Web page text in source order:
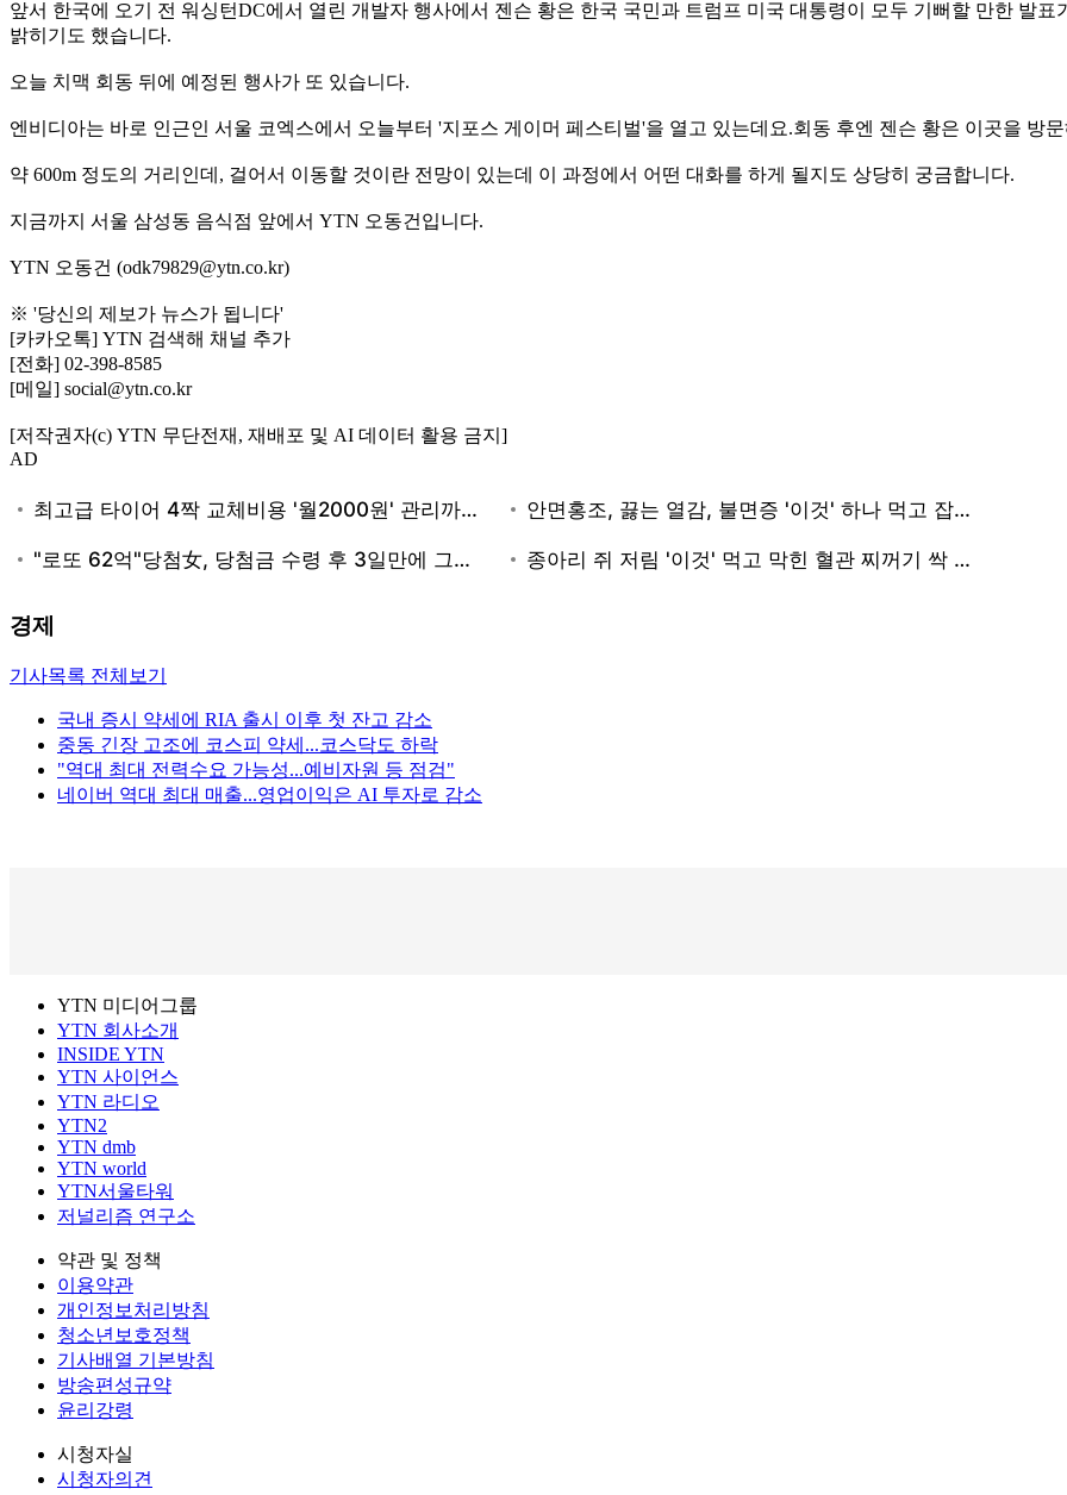
앞서 한국에 오기 전 워싱턴DC에서 열린 개발자 행사에서 젠슨 황은 한국 국민과 트럼프 미국 대통령이 모두 기뻐할 만한 발
밝히기도 했습니다.
오늘 치맥 회동 뒤에 예정된 행사가 또 있습니다.
엔비디아는 바로 인근인 서울 코엑스에서 오늘부터 '지포스 게이머 페스티벌'을 열고 있는데요.회동 후엔 젠슨 황은 이곳을 방
약 600m 정도의 거리인데, 걸어서 이동할 것이란 전망이 있는데 이 과정에서 어떤 대화를 하게 될지도 상당히 궁금합니다.
지금까지 서울 삼성동 음식점 앞에서 YTN 오동건입니다.
YTN 오동건 (odk79829@ytn.co.kr)
※ '당신의 제보가 뉴스가 됩니다'
[카카오톡] YTN 검색해 채널 추가
[전화] 02-398-8585
[메일] social@ytn.co.kr
[저작권자(c) YTN 무단전재, 재배포 및 AI 데이터 활용 금지]
AD
경제
기사목록 전체보기
국내 증시 약세에 RIA 출시 이후 첫 잔고 감소
중동 긴장 고조에 코스피 약세...코스닥도 하락
"역대 최대 전력수요 가능성...예비자원 등 점검"
네이버 역대 최대 매출...영업이익은 AI 투자로 감소
YTN 미디어그룹
YTN 회사소개
INSIDE YTN
YTN 사이언스
YTN 라디오
YTN2
YTN dmb
YTN world
YTN서울타워
저널리즘 연구소
약관 및 정책
이용약관
개인정보처리방침
청소년보호정책
기사배열 기본방침
방송편성규약
윤리강령
시청자실
시청자의견